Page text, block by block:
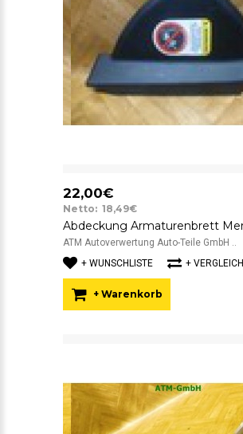
22,00€
Netto: 18,49€
ATM Autoverwertung Auto-Teile GmbH ..
+ WUNSCHLISTE
+ VERGLEICH
+ Warenkorb